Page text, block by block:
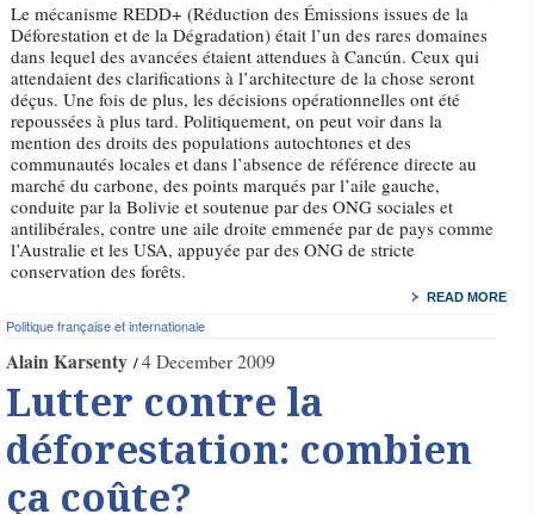
Le mécanisme REDD+ (Réduction des Émissions issues de la
Déforestation et de la Dégradation) était l’un des rares domaines
dans lequel des avancées étaient attendues à Cancún. Ceux qui
attendaient des clarifications à l’architecture de la chose seront
déçus. Une fois de plus, les décisions opérationnelles ont été
repoussées à plus tard. Politiquement, on peut voir dans la
mention des droits des populations autochtones et des
communautés locales et dans l’absence de référence directe au
marché du carbone, des points marqués par l’aile gauche,
conduite par la Bolivie et soutenue par des ONG sociales et
antilibérales, contre une aile droite emmenée par de pays comme
l’Australie et les USA, appuyée par des ONG de stricte
conservation des forêts.
READ MORE
Politique française et internationale
Alain Karsenty 4 December 2009
Lutter contre la
déforestation: combien
ça coûte?